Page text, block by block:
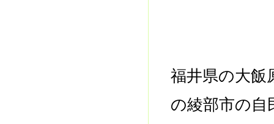
福井県の大飯
の綾部市の自